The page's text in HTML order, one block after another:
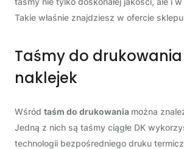
Takie właśnie znajdziesz w ofercie
Taśmy do
naklejek
Wśród taśm do drukowania można
Jedną z nich są taśmy ciągłe DK
technologii bezpośredniego druku